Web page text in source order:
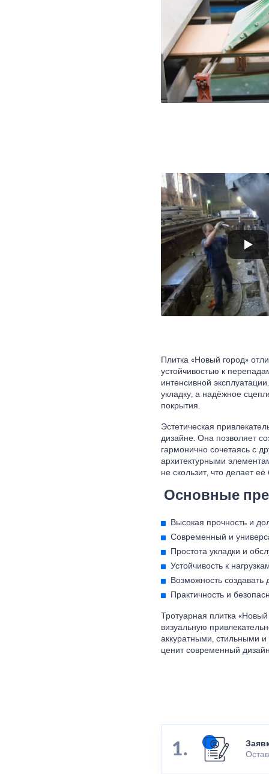
Плитка «Новый город»
устойчивостью к
интенсивной
укладку, а надёжное
покрытия.
Эстетическая
дизайне. Она позволяет
гармонично сочетаясь с
архитектурными
не скользит, что делает
Основные
Высокая прочность и
Современный и
Простота укладки и
Устойчивость к
Возможность
Практичность и
Тротуарная плитка
визуальную
аккуратными, стильными
ценит современный